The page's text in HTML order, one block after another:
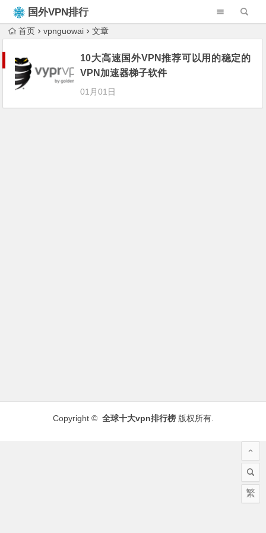
国外VPN排行
榜首页 vpnguowai 文章
10大高速国外VPN推荐可以用的稳定的
VPN加速器梯子软件
01月01日
Copyright © 全球十大vpn排行榜版权所有.
繁